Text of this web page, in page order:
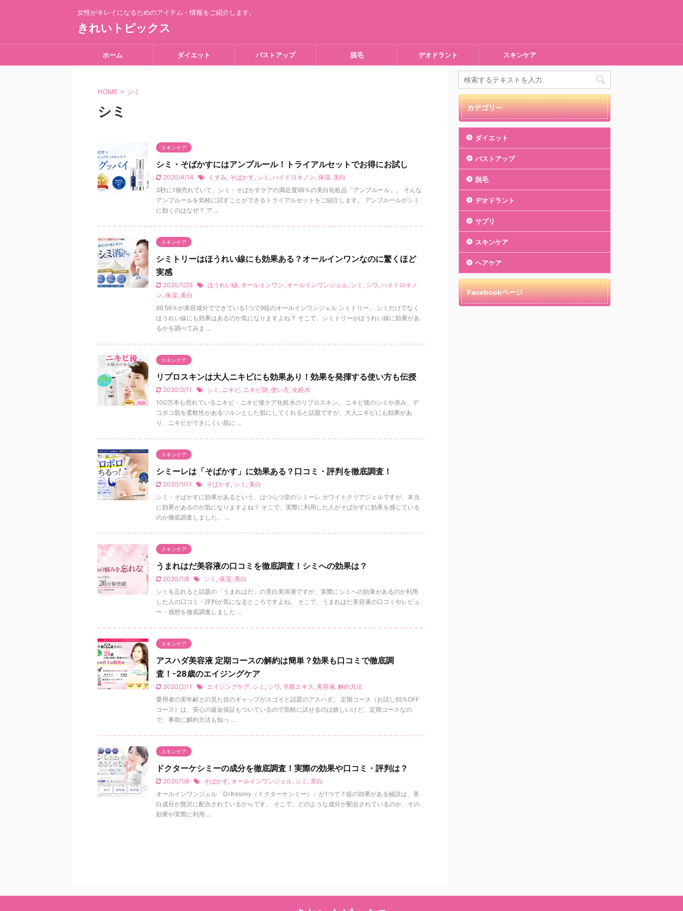
女性がキレイになるためのアイテム・情報をご紹介します。
きれいトピックス
ホーム ダイエット バストアップ 脱毛 デオドラント スキンケア
HOME > シミ
シミ
スキンケア
シミ・そばかすにはアンプルール！トライアルセットでお得にお試し
2020/4/14 くすみ, そばかす, シミ , ハイドロキノン, 保湿, 美白
3秒に1個売れていて、シミ・そばかすケアの満足度99％の美白化粧品「アンプルール」。 そんな
アンプルールを気軽に試すことができるトライアルセットをご紹介します。 アンプルールがシミ
に効くのはなぜ？ ア ...
スキンケア
シミトリーはほうれい線にも効果ある？オールインワンなのに驚くほど
実感
2020/1/25 ほうれい線, オールインワン, オールインワンジェル, シミ , シワ, ハイドロキノ
ン, 保湿, 美白
99.56％が美容成分でできている1つで9役のオールインワンジェル シミトリー。 シミだけでなく
ほうれい線にも効果はあるのか気になりますよね？ そこで、シミトリーがほうれい線に効果があ
るかを調べてみま ...
スキンケア
リプロスキンは大人ニキビにも効果あり！効果を発揮する使い方も伝授
2020/2/11 シミ , ニキビ, ニキビ跡, 使い方, 化粧水
100万本も売れているニキビ・ニキビ後ケア化粧水のリプロスキン。 ニキビ後のシミや赤み、デ
コボコ肌を柔軟性があるツルンとした肌にしてくれると話題ですが、大人ニキビにも効果があ
り、ニキビができにくい肌に ...
スキンケア
シミーレは「そばかす」に効果ある？口コミ・評判を徹底調査！
2020/1/11 そばかす, シミ , 美白
シミ・そばかすに効果があるという、はつらつ堂のシミーレ ホワイトクリアジェルですが、本当
に効果があるのか気になりますよね？ そこで、実際に利用した人がそばかすに効果を感じている
のか徹底調査しました。 ...
スキンケア
うまれはだ美容液の口コミを徹底調査！シミへの効果は？
2020/1/8 シミ , 保湿, 美白
シミを忘れると話題の「うまれはだ」の美白美溶液ですが、実際にシミへの効果があるのか利用
した人の口コミ・評判が気になるところですよね。 そこで、うまれはだ美容液の口コミやレビュ
ー・感想を徹底調査しました ...
スキンケア
アスハダ美容液 定期コースの解約は簡単？効果も口コミで徹底調
査！-28歳のエイジングケア
2020/2/11 エイジングケア, シミ , シワ, 羊膜エキス, 美容液, 解約方法
愛用者の実年齢との見た目のギャップがスゴイと話題のアスハダ。 定期コース（お試し65%OFF
コース）は、安心の返金保証もついているので気軽に試せるのは嬉しいけど、定期コースなの
で、事前に解約方法も知っ ...
スキンケア
ドクターケシミーの成分を徹底調査！実際の効果や口コミ・評判は？
2020/1/8 そばかす, オールインワンジェル, シミ , 美白
オールインワンジェル「Dr.Kesimy（ドクターケシミー）」が1つで７役の効果がある秘訣は、美
白成分が贅沢に配合されているからです。 そこで、どのような成分が配合されているのか、その
効果や実際に利用 ...
カテゴリー
ダイエット
バストアップ
脱毛
デオドラント
サプリ
スキンケア
ヘアケア
Facebookページ